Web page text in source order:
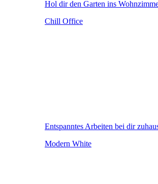
Hol dir den Garten ins
Chill Office
Entspanntes Arbeiten bei dir
Modern White